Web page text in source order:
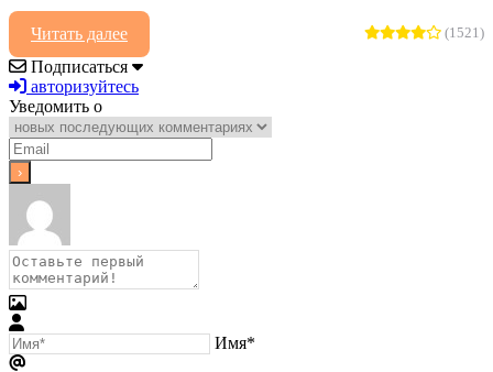
Читать далее (1521)
Подписаться
авторизуйтесь
Уведомить о
Имя*